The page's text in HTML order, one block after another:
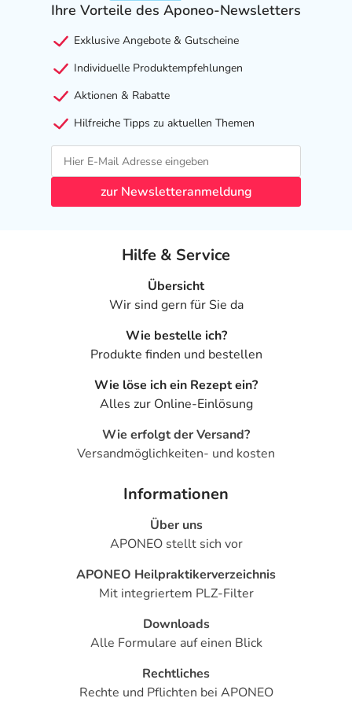
Ihre Vorteile des Aponeo-Newsletters
Exklusive Angebote & Gutscheine
Individuelle Produktempfehlungen
Aktionen & Rabatte
Hilfreiche Tipps zu aktuellen Themen
zur Newsletteranmeldung
Hilfe & Service
Übersicht
Wir sind gern für Sie da
Wie bestelle ich?
Produkte finden und bestellen
Wie löse ich ein Rezept ein?
Alles zur Online-Einlösung
Wie erfolgt der Versand?
Versandmöglichkeiten- und kosten
Informationen
Über uns
APONEO stellt sich vor
APONEO Heilpraktikerverzeichnis
Mit integriertem PLZ-Filter
Downloads
Alle Formulare auf einen Blick
Rechtliches
Rechte und Pflichten bei APONEO